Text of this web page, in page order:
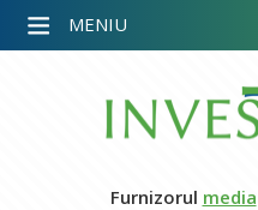
Furnizorul media
MENIU